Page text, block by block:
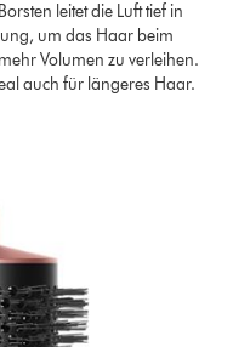
leitet die Luft tief in
um das Haar beim
Volumen zu verleihen.
auch für längeres Haar.